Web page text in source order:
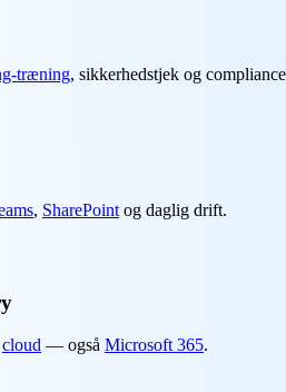
træning, sikkerhedstjek og
, SharePoint og daglig drift.
cloud — også Microsoft 365.